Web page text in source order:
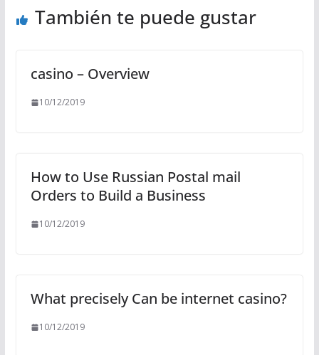
También te puede gustar
casino – Overview
10/12/2019
How to Use Russian Postal mail
Orders to Build a Business
10/12/2019
What precisely Can be internet casino?
10/12/2019